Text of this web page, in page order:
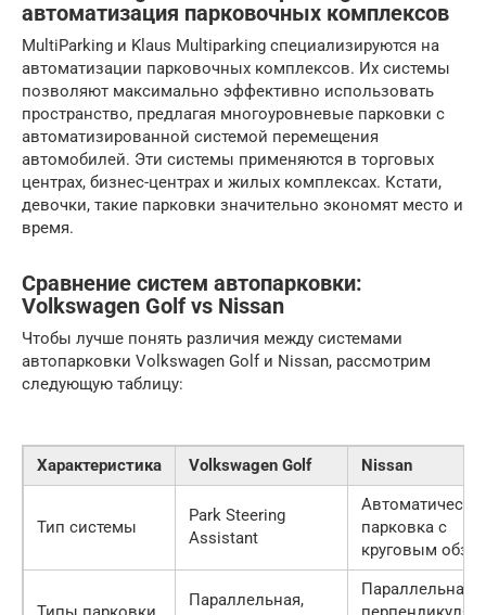
автоматизация парковочных комплексов
MultiParking и Klaus Multiparking специализируются на
автоматизации парковочных комплексов. Их системы
позволяют максимально эффективно использовать
пространство, предлагая многоуровневые парковки с
автоматизированной системой перемещения
автомобилей. Эти системы применяются в торговых
центрах, бизнес-центрах и жилых комплексах. Кстати,
девочки, такие парковки значительно экономят место и
время.
Сравнение систем автопарковки:
Volkswagen Golf vs Nissan
Чтобы лучше понять различия между системами
автопарковки Volkswagen Golf и Nissan, рассмотрим
следующую таблицу:
Характеристика Volkswagen Golf Nissan
Тип системы
Park Steering
Assistant
парковка с
круговым
Параллельная,
Параллельная,